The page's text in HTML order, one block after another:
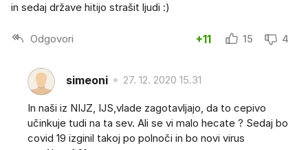
in sedaj države hitijo strašit ljudi :)
Odgovori +11 15 4
simeoni 27. 12. 2020 15.31
In naši iz NIJZ, IJS,vlade zagotavljajo, da to cepivo
učinkuje tudi na ta sev. Ali se vi malo hecate ? Sedaj bo
covid 19 izginil takoj po polnoči in bo novi virus